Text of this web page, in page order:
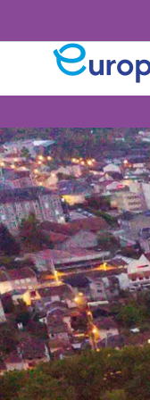
⚠️ Notice: